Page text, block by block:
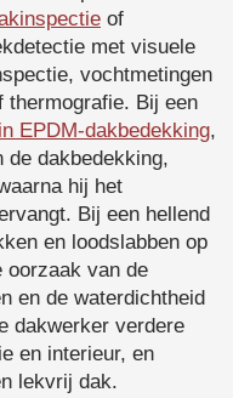
of
met visuele
vochtmetingen
thermografie. Bij een
EPDM-dakbedekking,
de dakbedekking,
hij het
Bij een hellend
en loodslabben op
oorzaak van de
en de waterdichtheid
dakwerker verdere
en interieur, en
lekvrij dak.